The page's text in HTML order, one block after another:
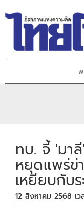
ทบ. จี้ 'มา
หยุดแพร่ข่
เหยียบกับร
12 สิงหาคม 2568 เ